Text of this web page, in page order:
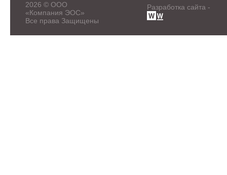
2026 © ООО
«Компания ЭОС»
Все права Защищены
Разработка сайта -